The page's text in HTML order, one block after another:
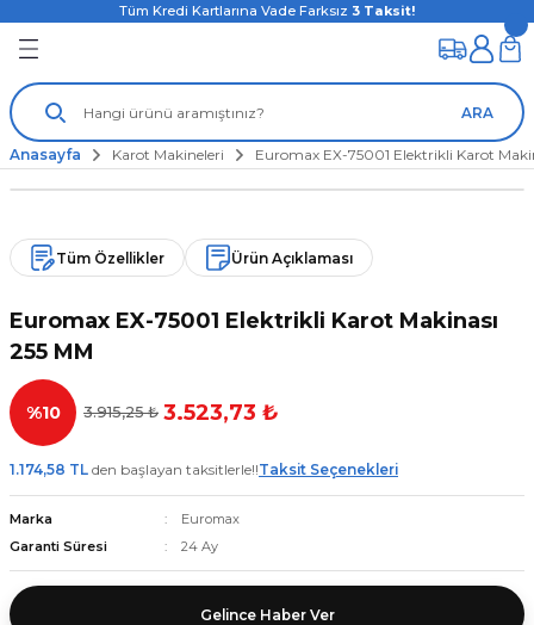
Tüm Kredi Kartlarına Vade Farksız 3 Taksit!
ARA
Anasayfa Karot Makineleri Euromax EX-75001 Elektrikli Karot
Tüm Özellikler Ürün Açıklaması
Euromax EX-75001 Elektrikli Karot Makinası
255 MM
%10 3.915,25 ₺ 3.523,73 ₺
1.174,58 TL den başlayan taksitlerle!!Taksit Seçenekleri
Marka
Euromax
Garanti Süresi
24 Ay
Gelince Haber Ver